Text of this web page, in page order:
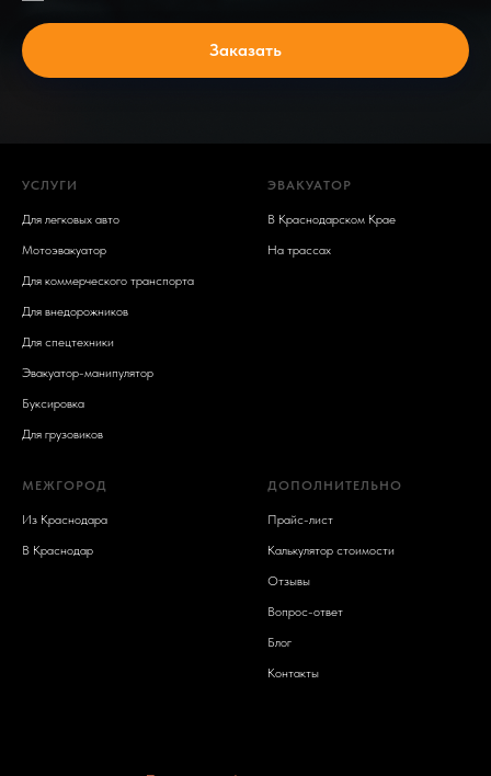
Заказать
УСЛУГИ
Для легковых авто
Мотоэвакуатор
Для коммерческого транспорта
Для внедорожников
Для спецтехники
Эвакуатор-манипулятор
Буксировка
Для грузовиков
ЭВАКУАТОР
В Краснодарском Крае
На трассах
МЕЖГОРОД
Из Краснодара
В Краснодар
ДОПОЛНИТЕЛЬНО
Прайс-лист
Калькулятор стоимости
Отзывы
Вопрос-ответ
Блог
Контакты